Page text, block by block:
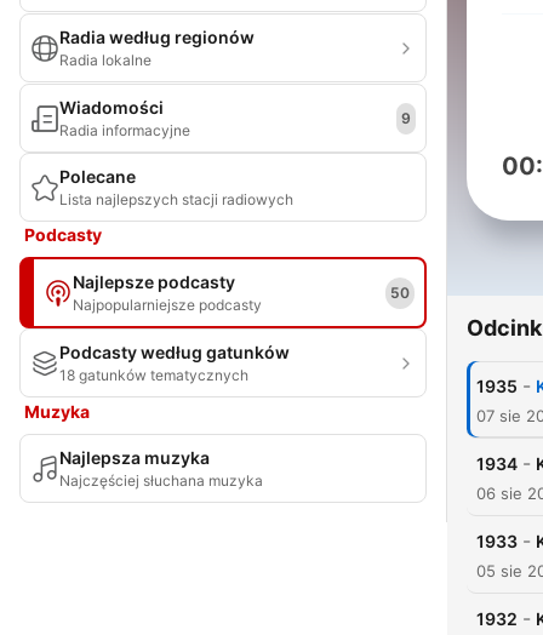
Radia według regionów
Radia lokalne
Wiadomości
Radia informacyjne
9
Polecane
Lista najlepszych stacji radiowych
Podcasty
Najlepsze podcasty
Najpopularniejsze podcasty
50
Podcasty według gatunków
18 gatunków tematycznych
Muzyka
Najlepsza muzyka
Najczęściej słuchana muzyka
1935 -
07 sie
1934 -
06 sie
1933 -
05 sie
1932 -